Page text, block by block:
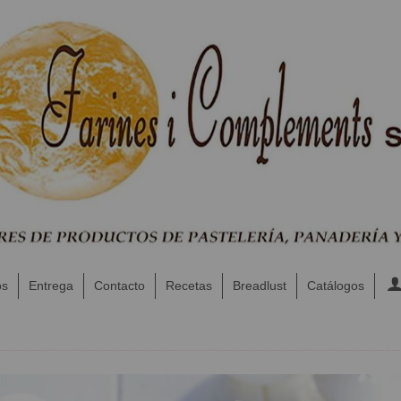
Entrega Contacto Recetas Breadlust Catálogos